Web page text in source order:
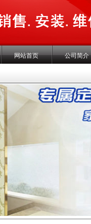
网站首页 公司简介